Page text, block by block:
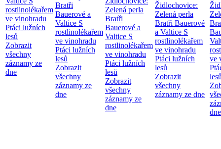
rostlinolékařem
ve vinohradu
Ptáci lužních
lesů
Zobrazit
všechny
záznamy ze
dne
Bratři
Bauerové a
Valtice S
rostlinolékařem
ve vinohradu
Ptáci lužních
lesů
Zobrazit
všechny
záznamy ze
dne
Zelená perla
Bratři
Bauerové a
Valtice S
rostlinolékařem
ve vinohradu
Ptáci lužních
lesů
Zobrazit
všechny
záznamy ze
dne
Židlochovice:
Zelená perla
Bratři Bauerové
a Valtice S
rostlinolékařem
ve vinohradu
Ptáci lužních
lesů
Zobrazit
všechny
záznamy ze dne
ve
dne